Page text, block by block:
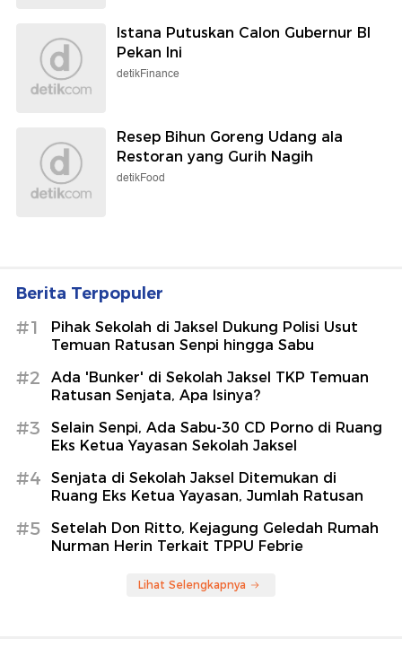
Istana Putuskan Calon Gubernur BI
Pekan Ini
detikFinance
Resep Bihun Goreng Udang ala
Restoran yang Gurih Nagih
detikFood
Berita Terpopuler
#1
Pihak Sekolah di Jaksel Dukung Polisi Usut
Temuan Ratusan Senpi hingga Sabu
#2
Ada 'Bunker' di Sekolah Jaksel TKP Temuan
Ratusan Senjata, Apa Isinya?
#3
Selain Senpi, Ada Sabu-30 CD Porno di Ruang
Eks Ketua Yayasan Sekolah Jaksel
#4
Senjata di Sekolah Jaksel Ditemukan di
Ruang Eks Ketua Yayasan, Jumlah Ratusan
#5
Setelah Don Ritto, Kejagung Geledah Rumah
Nurman Herin Terkait TPPU Febrie
Lihat Selengkapnya